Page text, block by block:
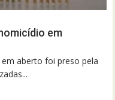
em
aberto foi preso pela